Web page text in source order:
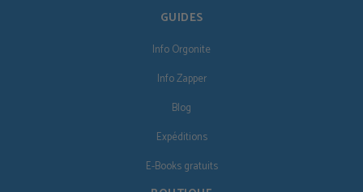
GUIDES
Info Orgonite
Info Zapper
Blog
Expéditions
E-Books gratuits